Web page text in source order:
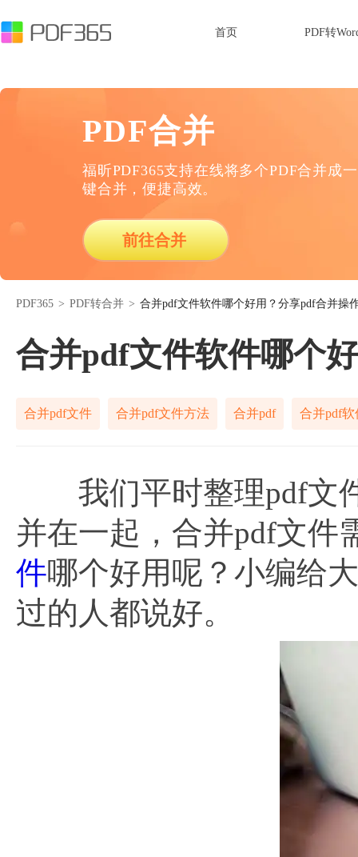
首页 PDF转
PDF合并
福昕PDF365支持在线将多个PDF合并成
键合并，便捷高效。
前往合并
PDF365 > PDF转合并 > 合并pdf文件软件哪个好用？分享pdf合并操
合并pdf文件软件哪个
合并pdf文件 合并pdf文件方法 合并pdf 合并pdf软
我们平时整理pdf文件
并在一起，合并pdf文件
件哪个好用呢？小编给
过的人都说好。